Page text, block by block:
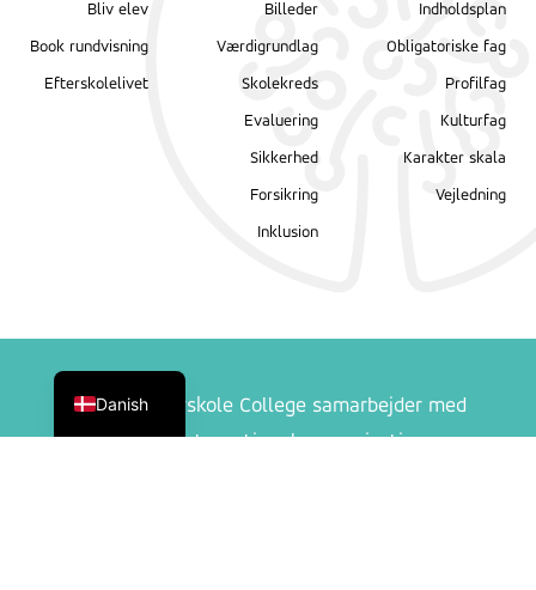
Bliv elev
Book rundvisning
Efterskolelivet
Billeder
Værdigrundlag
Skolekreds
Evaluering
Sikkerhed
Forsikring
Inklusion
Indholdsplan
Obligatoriske fag
Profilfag
Kulturfag
Karakter skala
Vejledning
Ranum Efterskole College samarbejder med
følgende internationale organisationer
Danish